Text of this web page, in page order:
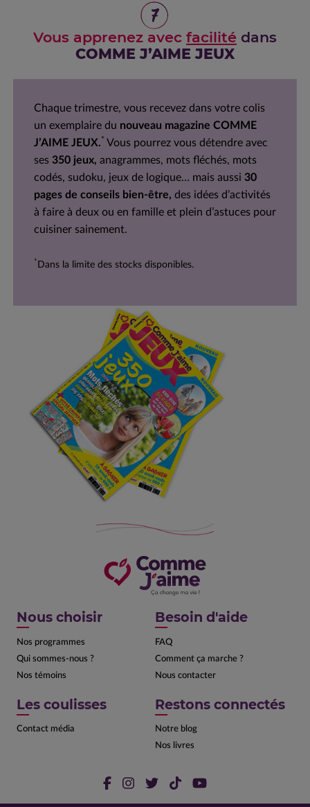
7
Vous apprenez avec facilité dans
COMME J’AIME JEUX
Chaque trimestre, vous recevez dans votre colis
un exemplaire du nouveau magazine COMME
J’AIME JEUX.* Vous pourrez vous détendre avec
ses 350 jeux, anagrammes, mots fléchés, mots
codés, sudoku, jeux de logique… mais aussi 30
pages de conseils bien-être, des idées d’activités
à faire à deux ou en famille et plein d’astuces pour
cuisiner sainement.
* Dans la limite des stocks disponibles.
Nous choisir
Nos programmes
Qui sommes-nous ?
Nos témoins
Besoin d'aide
FAQ
Comment ça marche ?
Nous contacter
Les coulisses
Contact média
Restons connectés
Notre blog
Nos livres